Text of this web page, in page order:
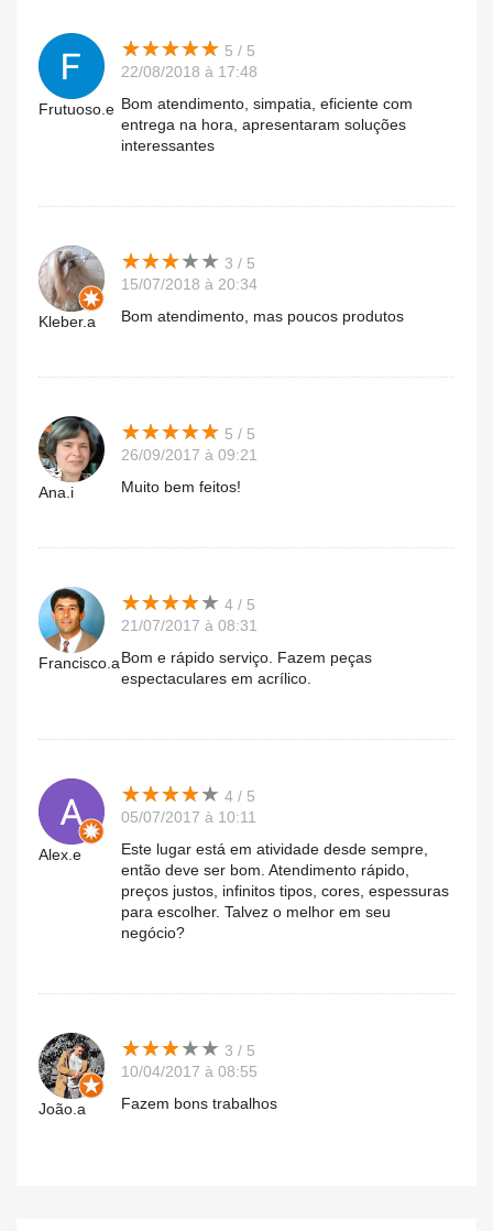
Frutuoso.e
★★★★★
★★★★★ 5 / 5
22/08/2018 à 17:48
Bom atendimento, simpatia, eficiente com
entrega na hora, apresentaram soluções
interessantes
Kleber.a
★★★★★
★★★★★ 3 / 5
15/07/2018 à 20:34
Bom atendimento, mas poucos produtos
Ana.i
★★★★★
★★★★★ 5 / 5
26/09/2017 à 09:21
Muito bem feitos!
Francisco.a
★★★★★
★★★★★ 4 / 5
21/07/2017 à 08:31
Bom e rápido serviço. Fazem peças
espectaculares em acrílico.
Alex.e
★★★★★
★★★★★ 4 / 5
05/07/2017 à 10:11
Este lugar está em atividade desde sempre,
então deve ser bom. Atendimento rápido,
preços justos, infinitos tipos, cores, espessuras
para escolher. Talvez o melhor em seu
negócio?
João.a
★★★★★
★★★★★ 3 / 5
10/04/2017 à 08:55
Fazem bons trabalhos